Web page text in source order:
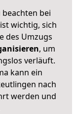
beachten bei
wichtig, sich
des Umzugs
, um
verläuft.
kann ein
nach
werden und